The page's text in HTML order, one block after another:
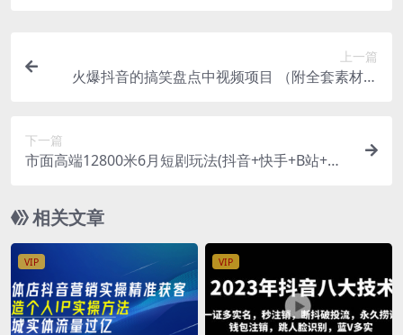
上一篇
火爆抖音的搞笑盘点中视频项目 （附全套素材包
下一篇
市面高端12800米6月短剧玩法(抖音+快手+B站+视
相关文章
VIP VIP